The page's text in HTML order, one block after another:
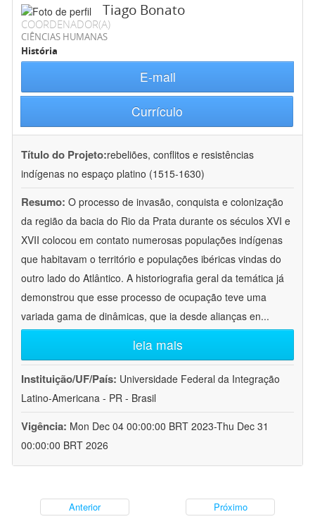
Tiago Bonato
COORDENADOR(A)
CIÊNCIAS HUMANAS
História
E-mail
Currículo
Título do Projeto:rebeliões, conflitos e resistências
indígenas no espaço platino (1515-1630)
Resumo: O processo de invasão, conquista e colonização
da região da bacia do Rio da Prata durante os séculos XVI e
XVII colocou em contato numerosas populações indígenas
que habitavam o território e populações ibéricas vindas do
outro lado do Atlântico. A historiografia geral da temática já
demonstrou que esse processo de ocupação teve uma
variada gama de dinâmicas, que ia desde alianças en...
leia mais
Instituição/UF/País: Universidade Federal da Integração
Latino-Americana - PR - Brasil
Vigência: Mon Dec 04 00:00:00 BRT 2023-Thu Dec 31
00:00:00 BRT 2026
Anterior Próximo